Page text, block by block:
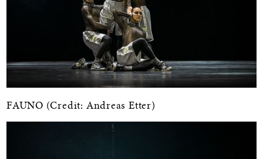
FAUNO (Credit: Andreas Etter)